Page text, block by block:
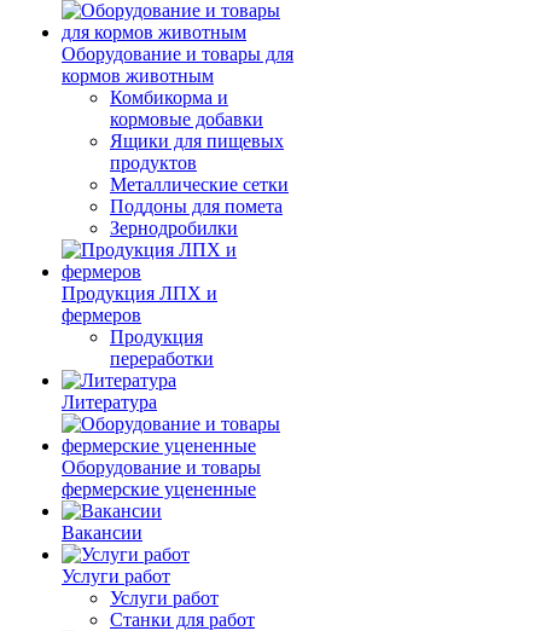
Оборудование и товары для
кормов животным
Комбикорма и
кормовые добавки
Ящики для пищевых
продуктов
Металлические сетки
Поддоны для помета
Зернодробилки
Продукция ЛПХ и
фермеров
Продукция
переработки
Литература
Оборудование и товары
фермерские уцененные
Вакансии
Услуги работ
Услуги работ
Станки для работ